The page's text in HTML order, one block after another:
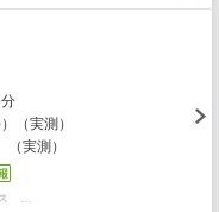
（実測）
実測）
ス …